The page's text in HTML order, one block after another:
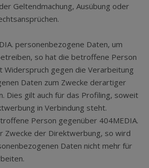
Geltendmachung, Ausübung oder
personenbezogene Daten, um
so hat die betroffene Person
Widerspruch gegen die Verarbeitung
Daten zum Zwecke derartiger
Dies gilt auch für das Profiling, soweit
in Verbindung steht.
Person gegenüber 404MEDIA.
Zwecke der Direktwerbung, so wird
Daten nicht mehr für